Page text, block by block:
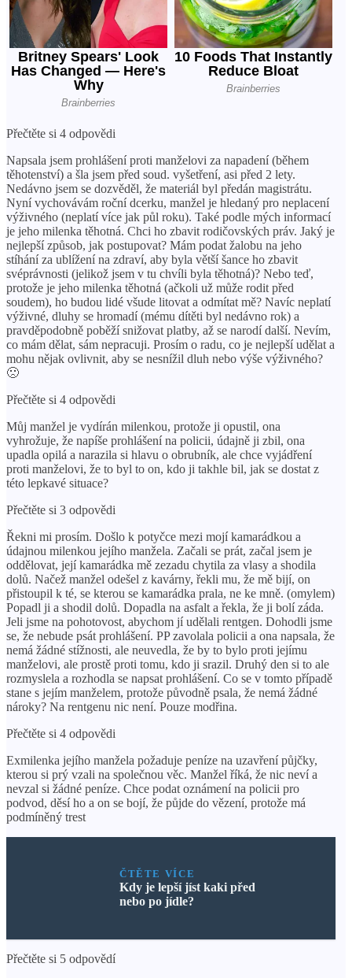
Přečtěte si 4 odpovědi
Napsala jsem prohlášení proti manželovi za napadení (během
těhotenství) a šla jsem před soud. vyšetření, asi před 2 lety.
Nedávno jsem se dozvěděl, že materiál byl předán magistrátu.
Nyní vychovávám roční dcerku, manžel je hledaný pro neplacení
výživného (neplatí více jak půl roku). Také podle mých informací
je jeho milenka těhotná. Chci ho zbavit rodičovských práv. Jaký je
nejlepší způsob, jak postupovat? Mám podat žalobu na jeho
stíhání za ublížení na zdraví, aby byla větší šance ho zbavit
svéprávnosti (jelikož jsem v tu chvíli byla těhotná)? Nebo teď,
protože je jeho milenka těhotná (ačkoli už může rodit před
soudem), ho budou lidé všude litovat a odmítat mě? Navíc neplatí
výživné, dluhy se hromadí (mému dítěti byl nedávno rok) a
pravděpodobně poběží snižovat platby, až se narodí další. Nevím,
co mám dělat, sám nepracuji. Prosím o radu, co je nejlepší udělat a
mohu nějak ovlivnit, aby se nesnížil dluh nebo výše výživného?
🙁
Přečtěte si 4 odpovědi
Můj manžel je vydírán milenkou, protože ji opustil, ona
vyhrožuje, že napíše prohlášení na policii, údajně ji zbil, ona
upadla opilá a narazila si hlavu o obrubník, ale chce vyjádření
proti manželovi, že to byl to on, kdo ji takhle bil, jak se dostat z
této lepkavé situace?
Přečtěte si 3 odpovědi
Řekni mi prosím. Došlo k potyčce mezi mojí kamarádkou a
údajnou milenkou jejího manžela. Začali se prát, začal jsem je
oddělovat, její kamarádka mě zezadu chytila ​​za vlasy a shodila
dolů. Načež manžel odešel z kavárny, řekli mu, že mě bijí, on
přistoupil k té, se kterou se kamarádka prala, ne ke mně. (omylem)
Popadl ji a shodil dolů. Dopadla na asfalt a řekla, že ji bolí záda.
Jeli jsme na pohotovost, abychom jí udělali rentgen. Dohodli jsme
se, že nebude psát prohlášení. PP zavolala policii a ona napsala, že
nemá žádné stížnosti, ale neuvedla, že by to bylo proti jejímu
manželovi, ale prostě proti tomu, kdo ji srazil. Druhý den si to ale
rozmyslela a rozhodla se napsat prohlášení. Co se v tomto případě
stane s jejím manželem, protože původně psala, že nemá žádné
nároky? Na rentgenu nic není. Pouze modřina.
Přečtěte si 4 odpovědi
Exmilenka jejího manžela požaduje peníze na uzavření půjčky,
kterou si prý vzali na společnou věc. Manžel říká, že nic neví a
nevzal si žádné peníze. Chce podat oznámení na policii pro
podvod, děsí ho a on se bojí, že půjde do vězení, protože má
podmíněný trest
ČTĚTE VÍCE
Kdy je lepší jíst kaki před
nebo po jídle?
Přečtěte si 5 odpovědí